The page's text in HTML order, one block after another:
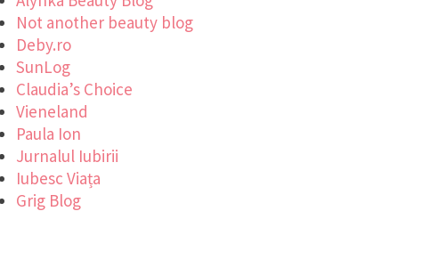
Not another beauty blog
Deby.ro
SunLog
Claudia’s Choice
Vieneland
Paula Ion
Jurnalul Iubirii
Iubesc Viața
Grig Blog